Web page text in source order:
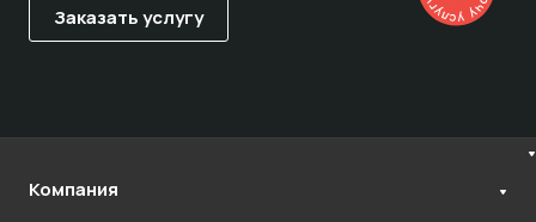
Компания